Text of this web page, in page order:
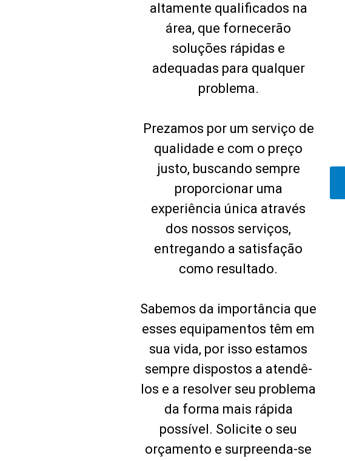
altamente qualificados na
área, que fornecerão
soluções rápidas e
adequadas para qualquer
problema.
Prezamos por um serviço de
qualidade e com o preço
justo, buscando sempre
proporcionar uma
experiência única através
dos nossos serviços,
entregando a satisfação
como resultado.
Sabemos da importância que
esses equipamentos têm em
sua vida, por isso estamos
sempre dispostos a atendê-
los e a resolver seu problema
da forma mais rápida
possível. Solicite o seu
orçamento e surpreenda-se